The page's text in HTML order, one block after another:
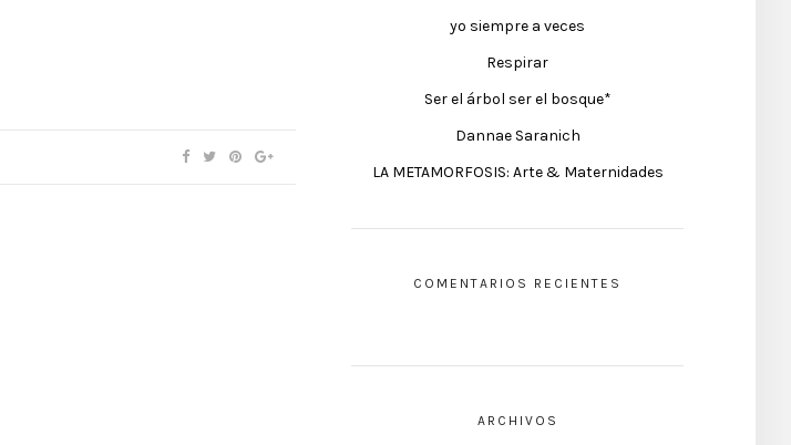
yo siempre a veces
Respirar
Ser el árbol ser el bosque*
Dannae Saranich
LA METAMORFOSIS: Arte & Maternidades
COMENTARIOS RECIENTES
ARCHIVOS